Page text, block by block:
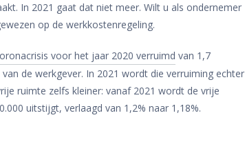
In 2021 gaat dat niet meer. Wilt u als ondernemer
op de werkkostenregeling.
voor het jaar 2020 verruimd van 1,7
de werkgever. In 2021 wordt die verruiming echter
ruimte zelfs kleiner: vanaf 2021 wordt de vrije
uitstijgt, verlaagd van 1,2% naar 1,18%.